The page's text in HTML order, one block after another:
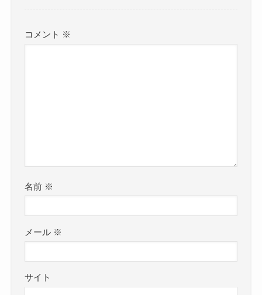
コメント ※
名前 ※
メール ※
サイト